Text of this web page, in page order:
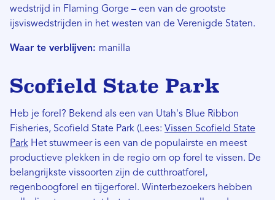
wedstrijd in Flaming Gorge – een van de grootste
ijsviswedstrijden in het westen van de Verenigde Staten.
Waar te verblijven: manilla
Scofield State Park
Heb je forel? Bekend als een van Utah's Blue Ribbon
Fisheries, Scofield State Park (Lees: Vissen Scofield State
Park Het stuwmeer is een van de populairste en meest
productieve plekken in de regio om op forel te vissen. De
belangrijkste vissoorten zijn de cutthroatforel,
regenboogforel en tijgerforel. Winterbezoekers hebben